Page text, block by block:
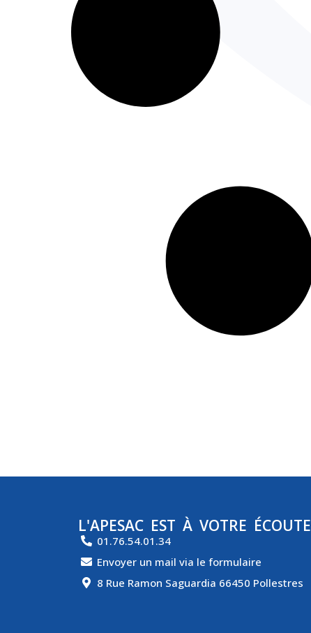
L'APESAC EST À VOTRE ÉCOUTE
01.76.54.01.34
Envoyer un mail via le formulaire
8 Rue Ramon Saguardia 66450 Pollestres